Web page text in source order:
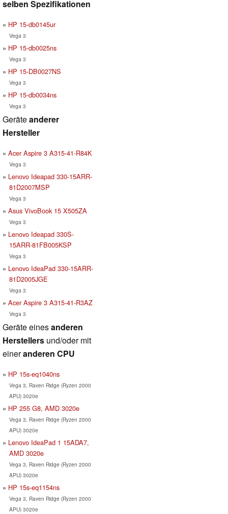
selben Spezifikationen
HP 15-db0145ur
Vega 3
HP 15-db0025ns
Vega 3
HP 15-DB0027NS
Vega 3
HP 15-db0034ns
Vega 3
Geräteanderer
Hersteller
Acer Aspire 3 A315-41-R84K
Vega 3
Lenovo Ideapad 330-15ARR-
81D2007MSP
Vega 3
Asus VivoBook 15 X505ZA
Vega 3
Lenovo Ideapad 330S-
15ARR-81FB005KSP
Vega 3
Lenovo IdeaPad 330-15ARR-
81D2005JGE
Vega 3
Acer Aspire 3 A315-41-R3AZ
Vega 3
Geräte einesanderen
Herstellers und/oder mit
eineranderen CPU
HP 15s-eq1040ns
Vega 3, Raven Ridge (Ryzen 2000
APU) 3020e
HP 255 G8, AMD 3020e
Vega 3, Raven Ridge (Ryzen 2000
APU) 3020e
Lenovo IdeaPad 1 15ADA7,
AMD 3020e
Vega 3, Raven Ridge (Ryzen 2000
APU) 3020e
HP 15s-eq1154ns
Vega 3, Raven Ridge (Ryzen 2000
APU) 3020e